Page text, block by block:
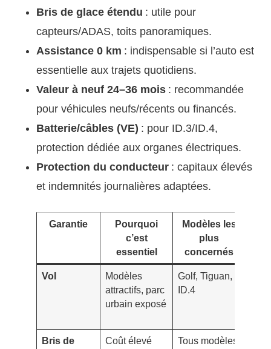
Bris de glace étendu : utile pour
capteurs/ADAS, toits panoramiques.
Assistance 0 km : indispensable si l’auto est
essentielle aux trajets quotidiens.
Valeur à neuf 24–36 mois : recommandée
pour véhicules neufs/récents ou financés.
Batterie/câbles (VE) : pour ID.3/ID.4,
protection dédiée aux organes électriques.
Protection du conducteur : capitaux élevés
et indemnités journalières adaptées.
Garantie
Pourquoi
c’est
essentiel
Modèles les
plus
concernés
Vol
Modèles
attractifs, parc
urbain exposé
Golf, Tiguan,
ID.4
Bris de
Coût élevé
Tous modèles